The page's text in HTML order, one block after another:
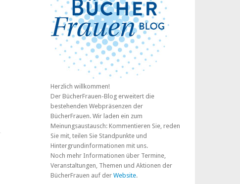
Herzlich willkommen!
Der BücherFrauen-Blog erweitert die
bestehenden Webpräsenzen der
BücherFrauen. Wir laden ein zum
Meinungsaustausch: Kommentieren Sie, reden
Sie mit, teilen Sie Standpunkte und
Hintergrundinformationen mit uns.
Noch mehr Informationen über Termine,
Veranstaltungen, Themen und Aktionen der
BücherFrauen auf der Website.